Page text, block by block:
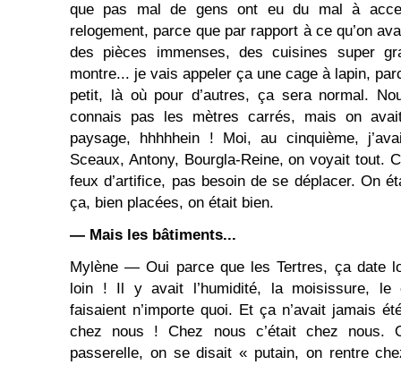
que pas mal de gens ont eu du mal à
relogement, parce que par rapport à ce qu’on
des pièces immenses, des cuisines super
montre... je vais appeler ça une cage à lapin,
petit, là où pour d’autres, ça sera normal.
connais pas les mètres carrés, mais on
paysage, hhhhhein ! Moi, au cinquième,
Sceaux, Antony, Bourgla-Reine, on voyait tout.
feux d’artifice, pas besoin de se déplacer. On
ça, bien placées, on était bien.
— Mais les bâtiments...
Mylène — Oui parce que les Tertres, ça date
loin ! Il y avait l’humidité, la moisissure, le
faisaient n’importe quoi. Et ça n’avait jamais
chez nous ! Chez nous c’était chez nous.
passerelle, on se disait « putain, on rentre